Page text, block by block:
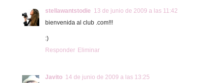
stellawantstodie 13 de junio de 2009 a las 11:42
bienvenida al club .com!!!
:)
Responder Eliminar
Javito 14 de junio de 2009 a las 13:25